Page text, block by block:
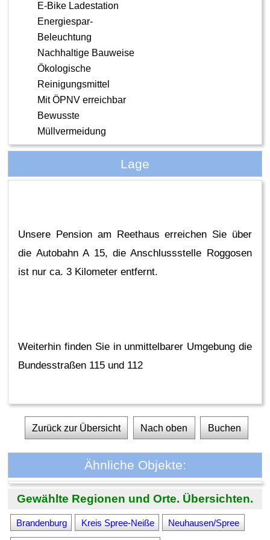
E-Bike Ladestation
Energiespar-
Beleuchtung
Nachhaltige Bauweise
Ökologische
Reinigungsmittel
Mit ÖPNV erreichbar
Bewusste
Müllvermeidung
Lage
Unsere Pension am Reethaus erreichen Sie über
die Autobahn A 15, die Anschlussstelle Roggosen
ist nur ca. 3 Kilometer entfernt.
Weiterhin finden Sie in unmittelbarer Umgebung die
Bundesstraßen 115 und 112
Zurück zur Übersicht Nach oben Buchen
Ähnliche Objekte:
Gewählte Regionen und Orte. Übersichten.
Brandenburg Kreis Spree-Neiße Neuhausen/Spree